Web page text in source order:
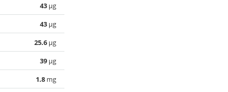
43 µg
43 µg
25.6 µg
39 µg
1.8 mg